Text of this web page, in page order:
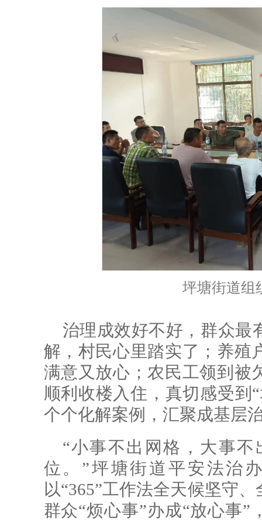
坪塘街道组
治理成效好不好，群众最
解，村民心里踏实了；养殖
满意又放心；农民工领到被
顺利收楼入住，真切感受到
个个化解案例，汇聚成基层
“小事不出网格，大事
位。”坪塘街道平安法治
以“365”工作法全天候坚守
群众“烦心事”办成“放心事”